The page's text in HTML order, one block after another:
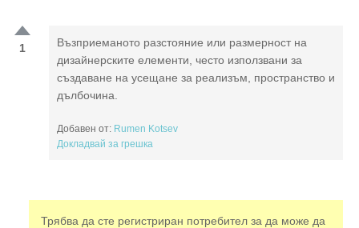
1
Възприеманото разстояние или размерност на
дизайнерските елементи, често използвани за
създаване на усещане за реализъм, пространство и
дълбочина.
Добавен от: Rumen Kotsev
Докладвай за грешка
Трябва да сте регистриран потребител за да може да